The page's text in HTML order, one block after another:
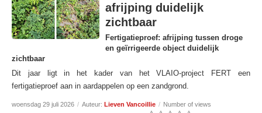
afrijping duidelijk
zichtbaar
Fertigatieproef: afrijping tussen droge
en geïrrigeerde object duidelijk
zichtbaar
Dit jaar ligt in het kader van het VLAIO-project FERT een
fertigatieproef aan in aardappelen op een zandgrond.
woensdag 29 juli 2026 / Auteur: Lieven Vancoillie / Number of views